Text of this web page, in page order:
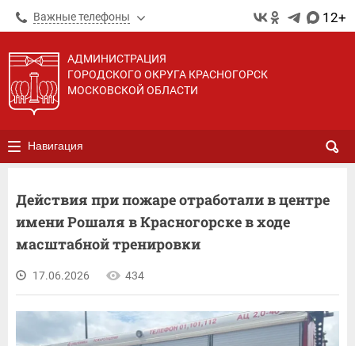
Важные телефоны 12+
АДМИНИСТРАЦИЯ
ГОРОДСКОГО ОКРУГА КРАСНОГОРСК
МОСКОВСКОЙ ОБЛАСТИ
Навигация
Действия при пожаре отработали в центре
имени Рошаля в Красногорске в ходе
масштабной тренировки
17.06.2026 434